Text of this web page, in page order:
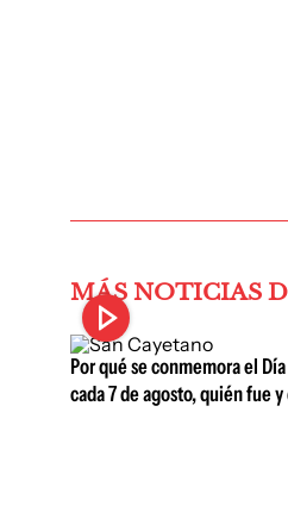
MÁS NOTICIAS
Por qué se conmemora el
cada 7 de agosto, quién fue